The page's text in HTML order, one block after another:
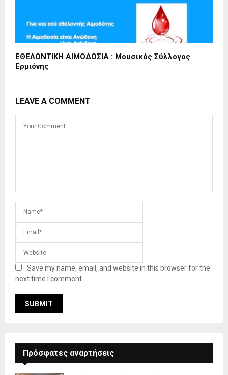
ΕΘΕΛΟΝΤΙΚΗ ΑΙΜΟΔΟΣΙΑ : Μουσικός Σύλλογος
Ερμιόνης
LEAVE A COMMENT
Save my name, email, and website in this browser for the
next time I comment.
Πρόσφατες αναρτήσεις